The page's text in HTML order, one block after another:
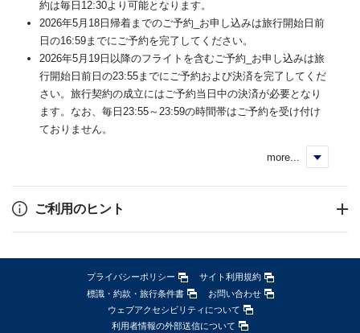
約は毎日12:30より可能となります。
2026年5月18日帰着までのご予約_お申し込みは旅行開始日前
日の16:59までにご予約を完了してください。
2026年5月19日以降のフライトを含むご予約_お申し込みは旅
行開始日前日の23:55までにご予約および決済を完了してくだ
さい。旅行契約の成立にはご予約当日中の決済が必要となり
ます。なお、毎日23:55～23:59の時間帯はご予約を受け付け
ておりません。
more...
ご利用のヒント
プライバシーポリシー
サイト利用規約
標識・約款・旅行条件書
お問い合わせ
ウェブアクセシビリティについて
利用者情報の外部送信について